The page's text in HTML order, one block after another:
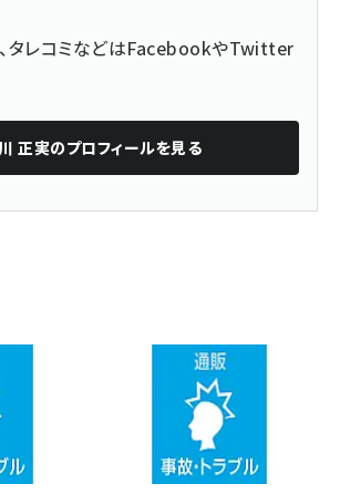
タレコミなどはFacebookやTwitter
正実のプロフィールを見る